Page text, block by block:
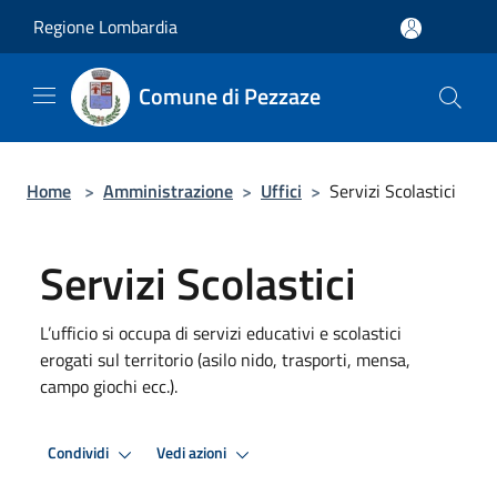
Regione Lombardia
Comune di Pezzaze
Home > Amministrazione > Uffici > Servizi Scolastici
Servizi Scolastici
L’ufficio si occupa di servizi educativi e scolastici
erogati sul territorio (asilo nido, trasporti, mensa,
campo giochi ecc.).
Condividi Vedi azioni